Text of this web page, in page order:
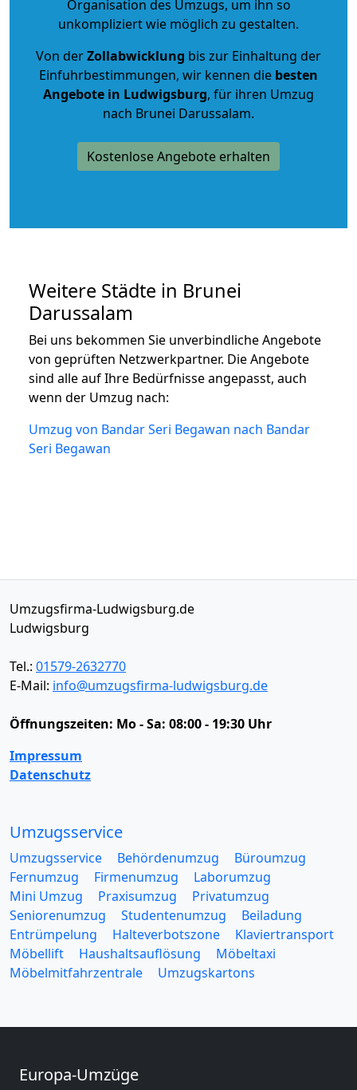
Organisation des Umzugs, um ihn so
unkompliziert wie möglich zu gestalten.
Von derZollabwicklung bis zur Einhaltung der
Einfuhrbestimmungen, wir kennen die besten
Angebote in Ludwigsburg, für ihren Umzug
nach Brunei Darussalam.
Kostenlose Angebote erhalten
Weitere Städte in Brunei
Darussalam
Bei uns bekommen Sie unverbindliche Angebote
von geprüften Netzwerkpartner. Die Angebote
sind alle auf Ihre Bedürfnisse angepasst, auch
wenn der Umzug nach:
Umzug von Bandar Seri Begawan nach Bandar
Seri Begawan
Umzugsfirma-Ludwigsburg.de
Ludwigsburg
Tel.: 01579-2632770
E-Mail: info@umzugsfirma-ludwigsburg.de
Öffnungszeiten: Mo - Sa: 08:00 - 19:30 Uhr
Impressum
Datenschutz
Umzugsservice
Umzugsservice Behördenumzug
Büroumzug
Fernumzug
Firmenumzug
Laborumzug
Mini Umzug
Praxisumzug
Privatumzug
Seniorenumzug
Studentenumzug
Beiladung
Entrümpelung
Halteverbotszone
Klaviertransport
Möbellift
Haushaltsauflösung
Möbeltaxi
Möbelmitfahrzentrale
Umzugskartons
Europa-Umzüge